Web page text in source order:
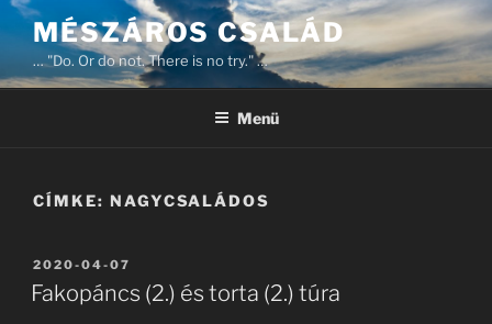
Tartalomhoz
MÉSZÁROS CSALÁD
… "Do. Or do not. There is no try." …
Menü
CÍMKE: NAGYCSALÁDOS
BEKÜLDVE:
2020-04-07
Fakopáncs (2.) és torta (2.) túra